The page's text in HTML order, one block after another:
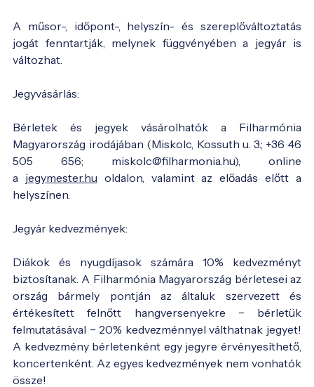
A műsor-, időpont-, helyszín- és szereplőváltoztatás
jogát fenntartják, melynek függvényében a jegyár is
változhat.
Jegyvásárlás:
Bérletek és jegyek vásárolhatók a Filharmónia
Magyarország irodájában (Miskolc, Kossuth u. 3.; +36 46
505 656; miskolc@filharmonia.hu), online
a jegymester.hu oldalon, valamint az előadás előtt a
helyszínen.
Jegyár kedvezmények:
Diákok és nyugdíjasok számára 10% kedvezményt
biztosítanak. A Filharmónia Magyarország bérletesei az
ország bármely pontján az általuk szervezett és
értékesített felnőtt hangversenyekre − bérletük
felmutatásával − 20% kedvezménnyel válthatnak jegyet!
A kedvezmény bérletenként egy jegyre érvényesíthető,
koncertenként. Az egyes kedvezmények nem vonhatók
össze!